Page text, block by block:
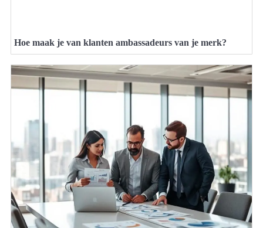
Hoe maak je van klanten ambassadeurs van je merk?